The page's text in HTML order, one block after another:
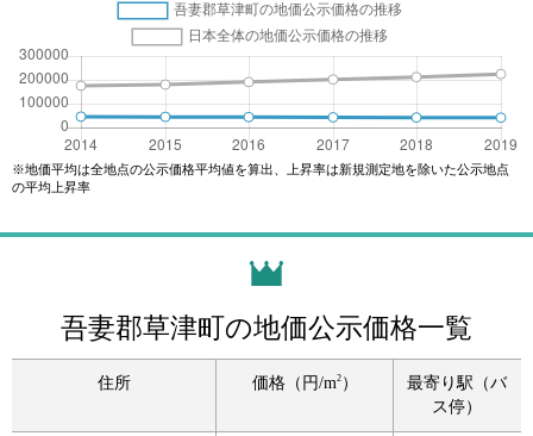
※地価平均は全地点の公示価格平均値を算出、上昇率は新規測定地を除いた公示地点
の平均上昇率
吾妻郡草津町の地価公示価格一覧
住所 価格（円/m2）
最寄り駅（バ
ス停）